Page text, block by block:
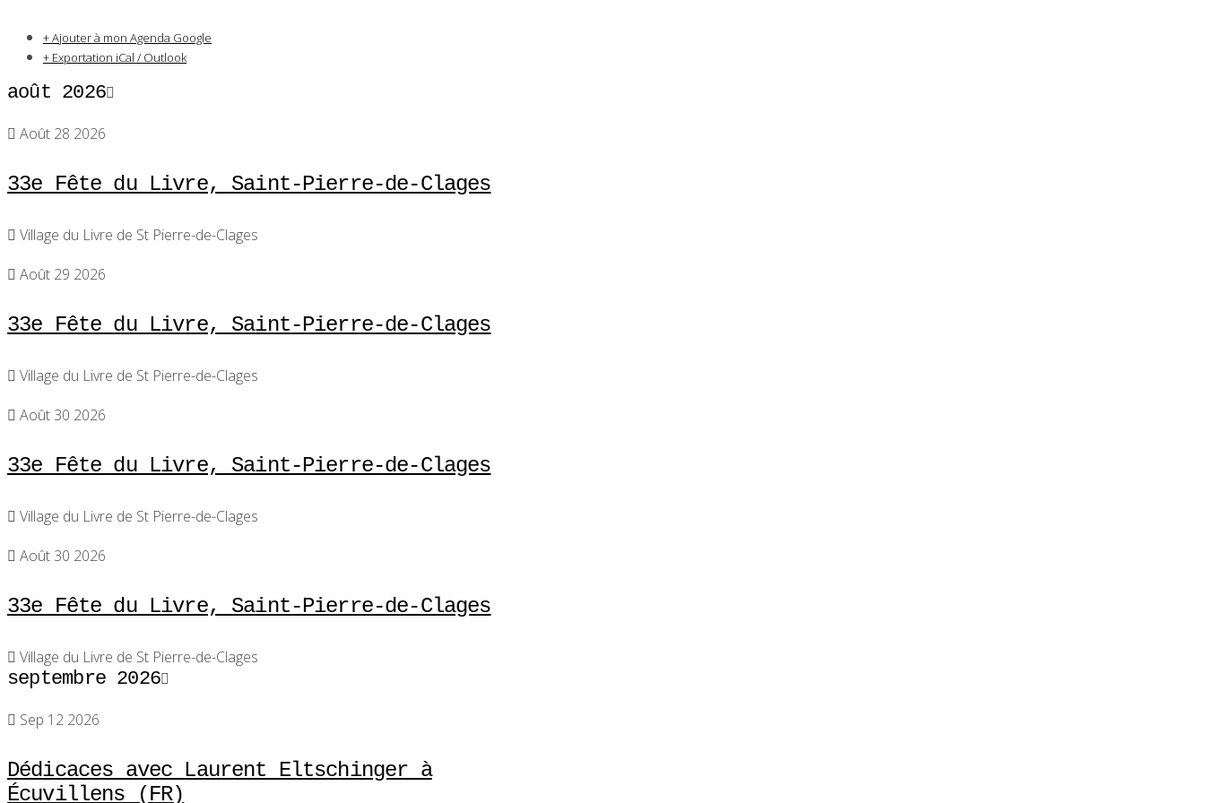
+ Ajouter à mon Agenda Google
+ Exportation iCal / Outlook
août 2026
Août 28 2026
33e Fête du Livre, Saint-Pierre-de-Clages
Village du Livre de St Pierre-de-Clages
Août 29 2026
33e Fête du Livre, Saint-Pierre-de-Clages
Village du Livre de St Pierre-de-Clages
Août 30 2026
33e Fête du Livre, Saint-Pierre-de-Clages
Village du Livre de St Pierre-de-Clages
Août 30 2026
33e Fête du Livre, Saint-Pierre-de-Clages
Village du Livre de St Pierre-de-Clages
septembre 2026
Sep 12 2026
Dédicaces avec Laurent Eltschinger à
Écuvillens (FR)